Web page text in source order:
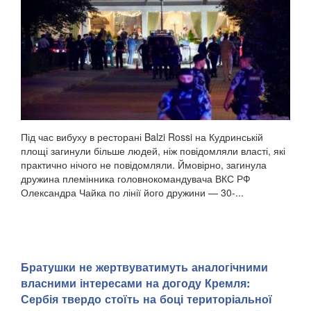
Під час вибуху в ресторані Balzi Rossi на Кудринській
площі загинули більше людей, ніж повідомляли власті, які
практично нічого не повідомляли. Ймовірно, загинула
дружина племінника головнокомандувача ВКС РФ
Олександра Чайка по лінії його дружини — 30-...
Братушки не жертвуватимуть аналогічними
власними інтересами на догоду Кремля:
Сербія твердо стоїть на боці територіальної